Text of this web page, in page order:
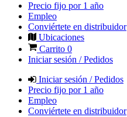
Precio fijo por 1 año
Empleo
Conviértete en distribuidor
Ubicaciones
Carrito 0
Iniciar sesión / Pedidos
Iniciar sesión / Pedidos
Precio fijo por 1 año
Empleo
Conviértete en distribuidor